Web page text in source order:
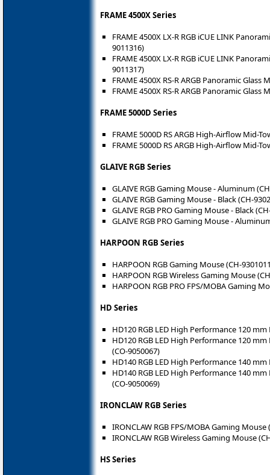
FRAME 4500X Series
FRAME 4500X LX-R RGB iCUE LINK
9011316)
FRAME 4500X LX-R RGB iCUE LINK
9011317)
FRAME 4500X RS-R ARGB Panoramic Glass
FRAME 4500X RS-R ARGB Panoramic Glass
FRAME 5000D Series
FRAME 5000D RS ARGB High-Airflow Mid-
FRAME 5000D RS ARGB High-Airflow Mid-
GLAIVE RGB Series
GLAIVE RGB Gaming Mouse - Aluminum
GLAIVE RGB Gaming Mouse - Black (CH-
GLAIVE RGB PRO Gaming Mouse - Black
GLAIVE RGB PRO Gaming Mouse -
HARPOON RGB Series
HARPOON RGB Gaming Mouse (CH-
HARPOON RGB Wireless Gaming Mouse
HARPOON RGB PRO FPS/MOBA Gaming
HD Series
HD120 RGB LED High Performance 120 mm
HD120 RGB LED High Performance 120
(CO-9050067)
HD140 RGB LED High Performance 140 mm
HD140 RGB LED High Performance 140
(CO-9050069)
IRONCLAW RGB Series
IRONCLAW RGB FPS/MOBA Gaming Mouse
IRONCLAW RGB Wireless Gaming Mouse
HS Series